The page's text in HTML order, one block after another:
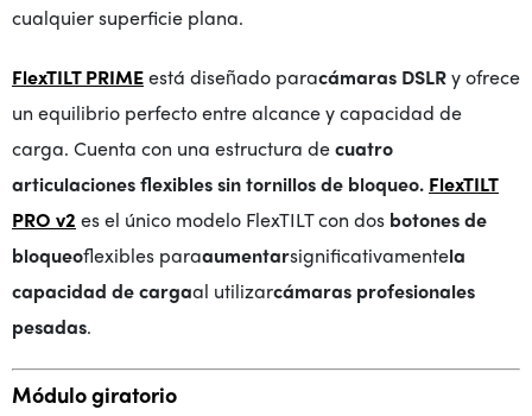
cualquier superficie plana.
FlexTILT PRIMEestá diseñado paracámaras DSLRy ofrece
un equilibrio perfecto entre alcance y capacidad de
carga. Cuenta con una estructura decuatro
articulaciones flexiblessin tornillos de bloqueo. FlexTILT
PRO v2 es el único modelo FlexTILT con dos botones de
bloqueoflexibles paraaumentarsignificativamentela
capacidad de cargaal utilizarcámaras profesionales
pesadas.
Módulo giratorio